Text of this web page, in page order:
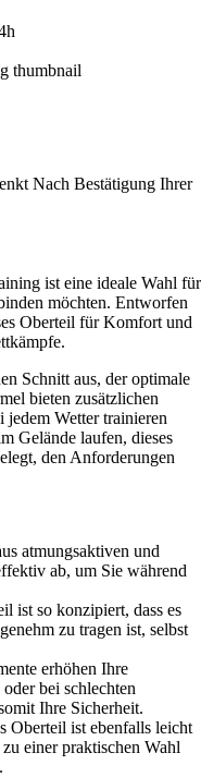
Nach Bestätigung Ihrer
ist eine ideale Wahl für
möchten. Entworfen
Oberteil für Komfort und
Schnitt aus, der optimale
bieten zusätzlichen
jedem Wetter trainieren
Gelände laufen, dieses
den Anforderungen
atmungsaktiven und
ab, um Sie während
ist so konzipiert, dass es
zu tragen ist, selbst
erhöhen Ihre
bei schlechten
Ihre Sicherheit.
Oberteil ist ebenfalls leicht
einer praktischen Wahl